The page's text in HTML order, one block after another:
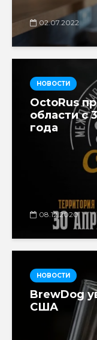
02.07.2022
НОВОСТИ
OctoRus
области с
года
08.12.2020
НОВОСТИ
BrewDog
США